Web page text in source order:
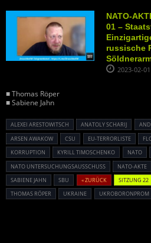
NATO-
01 –
russische
2023-02-
■ Thomas Röper
■ Sabiene Jahn
ALEXEI ARESTOWITSCH ANATOLY SCHARIJ
ARSEN AWAKOW
CSU EU-TERRORLISTE
KORRUPTION
KYRILL TIMOSCHENKO NATO
NATO UNTERSUCHUNGSAUSSCHUSS
NATO-AKTE
SABIENE JAHN
SBU « ZURÜCK SITZUNG 22
THOMAS RÖPER
UKRAINE UKROBORONPROM